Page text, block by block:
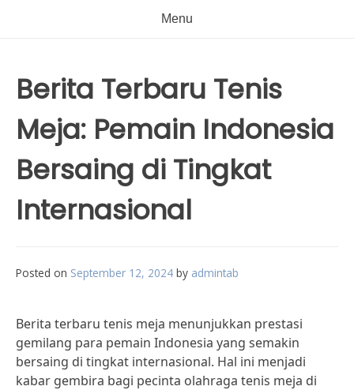
Menu
Berita Terbaru Tenis
Meja: Pemain Indonesia
Bersaing di Tingkat
Internasional
Posted on September 12, 2024 by admintab
Berita terbaru tenis meja menunjukkan prestasi
gemilang para pemain Indonesia yang semakin
bersaing di tingkat internasional. Hal ini menjadi
kabar gembira bagi pecinta olahraga tenis meja di